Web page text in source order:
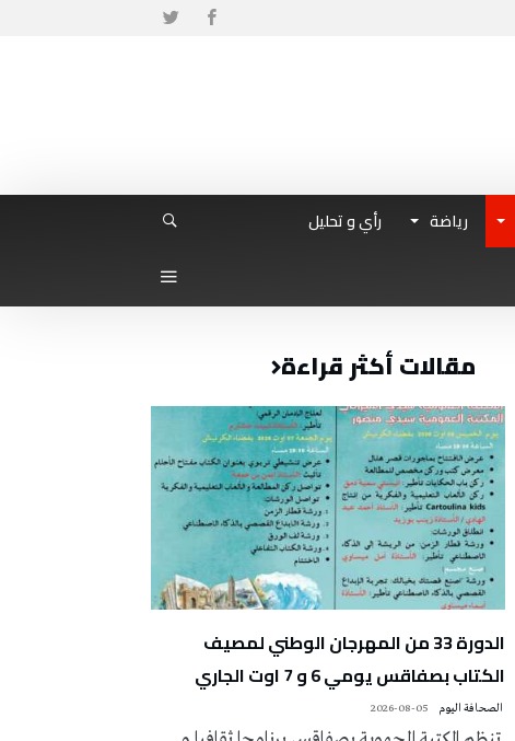
رياضة
رأي و تحليل
مقالات أكثر قراءة
الدورة 33 من المهرجان الوطني لمصيف
الكتاب بصفاقس يومي 6 و 7 اوت الجاري
2026-08-05